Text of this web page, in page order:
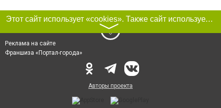
Этот сайт использует «cookies». Также сайт использует интернет-сервис для сбора технических данных касательно посетителей с целью получения маркетинговой и статистической информации. Условия обработки данных посетителей сайта см.
〉
Реклама на сайте
Франшиза «Портал-города»
Авторы проекта